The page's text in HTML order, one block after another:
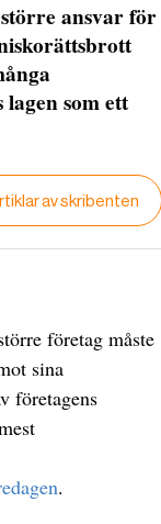
ansvar för
som ett
av skribenten
företag måste
sina
företagens
.